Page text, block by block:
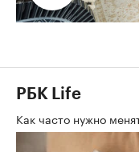
РБК Life
Как часто нужно